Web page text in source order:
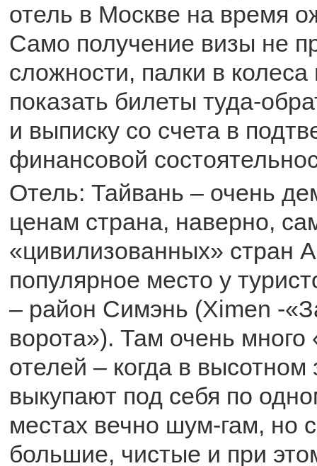
отель в Москве на время
Само получение визы не
сложности, палки в
показать билеты туда-
и выписку со счета в
финансовой
Отель: Тайвань – очень
ценам страна, наверно,
«цивилизованных» стран
популярное место у
– район Симэнь (Ximen -
ворота»). Там очень много
отелей – когда в высотном
выкупают под себя по
местах вечно шум-гам, но
большие, чистые и при